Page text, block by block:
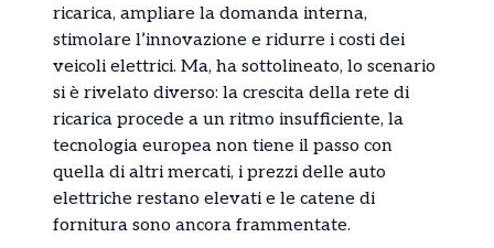
ricarica, ampliare la domanda interna,
stimolare l’innovazione e ridurre i costi dei
veicoli elettrici. Ma, ha sottolineato, lo scenario
si è rivelato diverso: la crescita della rete di
ricarica procede a un ritmo insufficiente, la
tecnologia europea non tiene il passo con
quella di altri mercati, i prezzi delle auto
elettriche restano elevati e le catene di
fornitura sono ancora frammentate.